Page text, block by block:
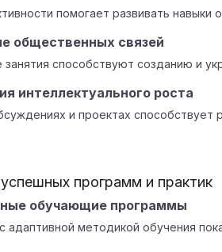
помогает развивать навыки
общественных связей
способствуют созданию и
интеллектуального роста
и проектах способствует
программ и практик
обучающие программы
адаптивной методикой обучения